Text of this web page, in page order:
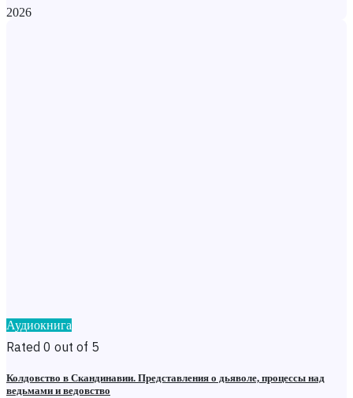
2026
Аудиокнига
Rated 0 out of 5
Колдовство в Скандинавии. Представления о дьяволе, процессы над
ведьмами и ведовство